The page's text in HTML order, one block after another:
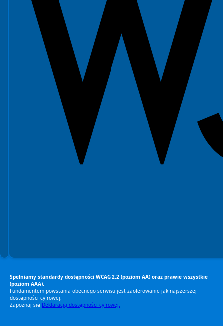
Spełniamy standardy dostępności WCAG 2.2 (poziom AA) oraz prawie wszystkie
(poziom AAA).
Fundamentem powstania obecnego serwisu jest zaoferowanie jak najszerszej
dostępności cyfrowej.
Zapoznaj się Deklaracją dostępności cyfrowej.